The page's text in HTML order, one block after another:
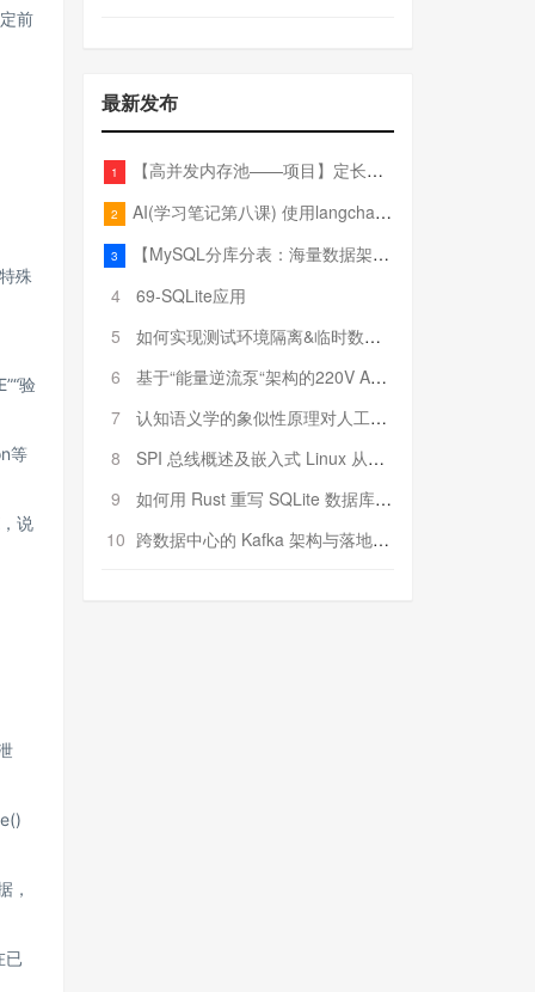
前
殊
验
等
说
，
已
最新发布
1 【高并发内存池——项目】定长内存池——开胃小菜
2 AI(学习笔记第八课) 使用langchain的embedding models
3
【MySQL分库分表：海量数据架构的终极解决方案】
4
69-SQLite应用
5
如何实现测试环境隔离&临时数据库（pytest+SQLite）
6
基于“能量逆流泵“架构的220V AC至20V DC 300W高效电源设计
7
认知语义学的象似性原理对人工智能自然语言处理深层语义分析的影响与启示
8
SPI 总线概述及嵌入式 Linux 从属 SPI 设备驱动程序开发（第二部分，实践）
9
如何用 Rust 重写 SQLite 数据库（二）:是否有市场空间？
10 跨数据中心的 Kafka 架构与落地实战